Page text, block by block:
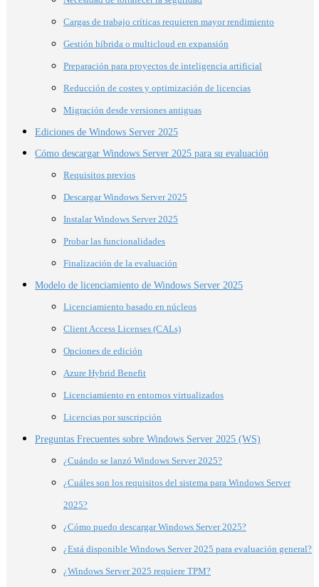
Cargas de trabajo críticas requieren mayor rendimiento
Gestión híbrida o multicloud en expansión
Preparación para proyectos de inteligencia artificial
Reducción de costes y optimización de licencias
Migración desde versiones antiguas
Ediciones de Windows Server 2025
Cómo descargar Windows Server 2025 para su evaluación
Requisitos previos
Descargar Windows Server 2025
Instalar Windows Server 2025
Probar las funcionalidades
Finalización de la evaluación
Modelo de licenciamiento de Windows Server 2025
Licenciamiento basado en núcleos
Client Access Licenses (CALs)
Opciones de edición
Azure Hybrid Benefit
Licenciamiento en entornos virtualizados
Licencias por suscripción
Preguntas Frecuentes sobre Windows Server 2025 (WS)
¿Cuándo se lanzó Windows Server 2025?
¿Cuáles son los requisitos del sistema para Windows Server
2025?
¿Cómo puedo descargar Windows Server 2025?
¿Está disponible Windows Server 2025 para evaluación general?
¿Windows Server 2025 requiere TPM?